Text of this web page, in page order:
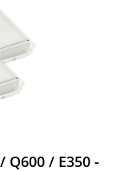
Q600 / E350 -